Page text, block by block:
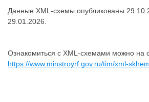
Данные XML-схемы опубликованы
29.01.2026.
Ознакомиться с XML-схемами можно на
https://www.minstroyrf.gov.ru/tim/xml-